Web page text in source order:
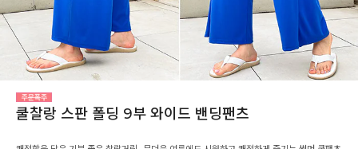
쿨찰랑 스판 폴딩 9부 와이드 밴딩팬츠